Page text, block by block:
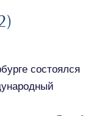
состоялся